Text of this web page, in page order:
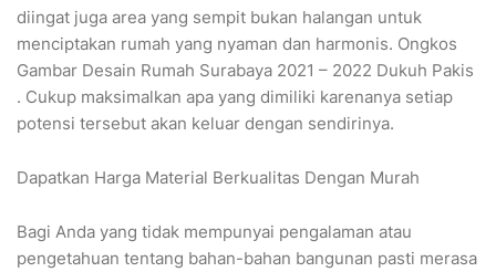
diingat juga area yang sempit bukan halangan untuk
menciptakan rumah yang nyaman dan harmonis. Ongkos
Gambar Desain Rumah Surabaya 2021 – 2022 Dukuh Pakis
. Cukup maksimalkan apa yang dimiliki karenanya setiap
potensi tersebut akan keluar dengan sendirinya.
Dapatkan Harga Material Berkualitas Dengan Murah
Bagi Anda yang tidak mempunyai pengalaman atau
pengetahuan tentang bahan-bahan bangunan pasti merasa